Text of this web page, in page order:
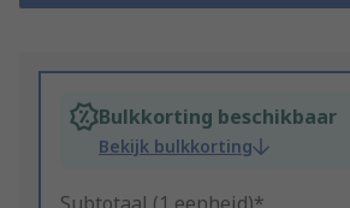
Bulkkorting beschikbaar
Bekijk bulkkorting